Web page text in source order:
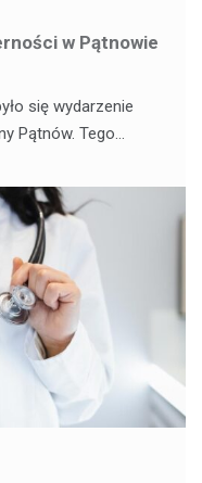
w Pątnowie
się wydarzenie
Pątnów. Tego…